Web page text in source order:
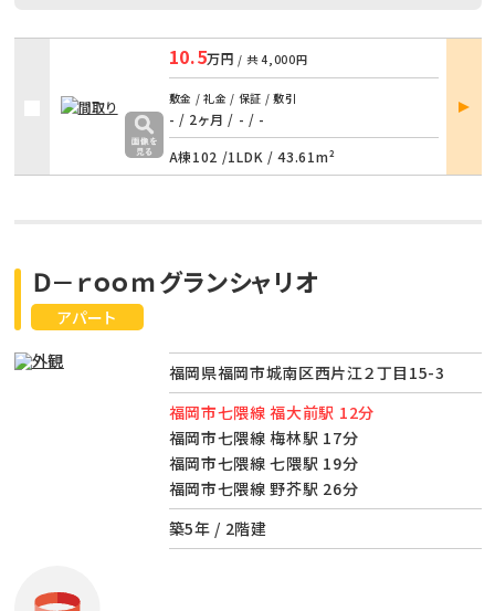
10.5万円 / 共4,000円
敷金 / 礼金 / 保証 / 敷引
- / 2ヶ月 / - / -
A棟102 /1LDK /43.61m²
部屋
詳細
アパート
Ｄ－ｒｏｏｍグランシャリオ
福岡県福岡市城南区西片江２丁目15-3
福岡市七隈線 福大前駅 12分
福岡市七隈線 梅林駅 17分
福岡市七隈線 七隈駅 19分
福岡市七隈線 野芥駅 26分
築5年 / 2階建